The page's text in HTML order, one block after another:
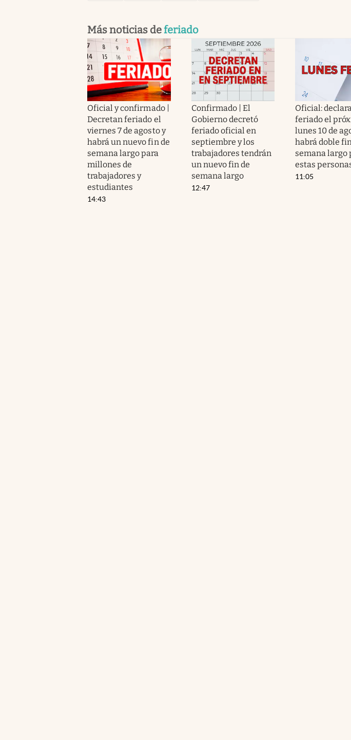
Más noticias deferiado
Oficial y confirmado |
Decretan feriado el
viernes 7 de agosto y
habrá un nuevo fin de
semana largo para
millones de
trabajadores y
estudiantes
14:43
Confirmado | El
Gobierno decretó
feriado oficial en
septiembre y los
trabajadores tendrán
un nuevo fin de
semana largo
12:47
Oficial:
feriado el
lunes 10 de
habrá doble
semana largo
estas
11:05